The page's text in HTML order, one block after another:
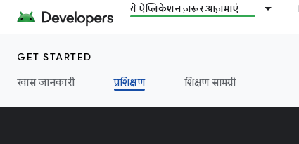
ये ऐप्लिकेशन ज़रूर आज़माएं
GET STARTED
खास जानकारी
प्रशिक्षण शिक्षण सामग्री